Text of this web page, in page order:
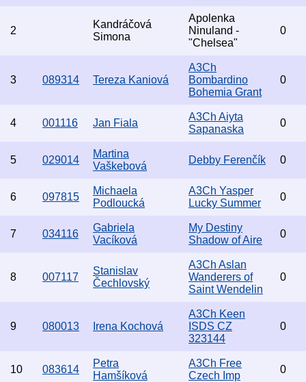
2
Kandráčová
Simona
Apolenka
Ninuland -
"Chelsea"
0
3 089314 Tereza Kaniová
A3Ch
Bombardino
Bohemia Grant
0
4 001116 Jan Fiala
A3Ch Aiyta
Sapanaska
0
5 029014
Martina
Vaškebová
Debby Ferenčík 0
6 097815
Michaela
Podloucká
A3Ch Yasper
Lucky Summer
0
7 034116
Gabriela
Vacíková
My Destiny
Shadow of Aire
0
8 007117
Stanislav
Čechlovský
A3Ch Aslan
Wanderers of
Saint Wendelin
0
9 080013 Irena Kochová
A3Ch Keen
ISDS CZ
323144
0
10 083614
Petra
Hamšíková
A3Ch Free
Czech Imp
0